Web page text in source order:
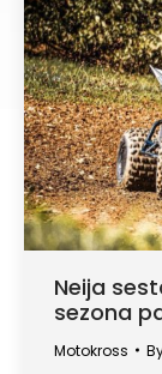
Neija
sezona
Motokross